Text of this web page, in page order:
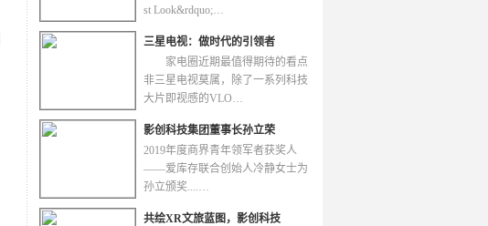
st Look&rdquo;…
三星电视：做时代的引领者
家电圈近期最值得期待的看点
非三星电视莫属，除了一系列科技
大片即视感的VLO…
影创科技集团董事长孙立荣
2019年度商界青年领军者获奖人
——爱库存联合创始人冷静女士为
孙立颁奖....…
共绘XR文旅蓝图，影创科技